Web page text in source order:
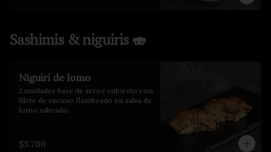
Sashimis & niguiris 🍣
Niguiri de lomo
2 unidades base de arroz cubierto con
filete de vacuno flambeado en salsa de
lomo salteado.
$3.700